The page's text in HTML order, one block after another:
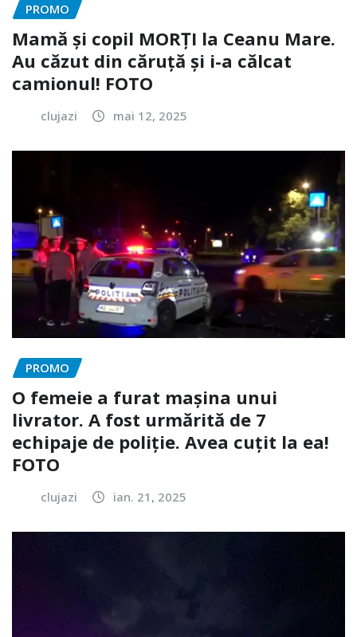
PROMO
Mamă și copil MORȚI la Ceanu Mare.
Au căzut din căruță și i-a călcat
camionul! FOTO
clujazi mai 12, 2025
PROMO
O femeie a furat mașina unui
livrator. A fost urmărită de 7
echipaje de poliție. Avea cuțit la ea!
FOTO
clujazi ian. 21, 2025